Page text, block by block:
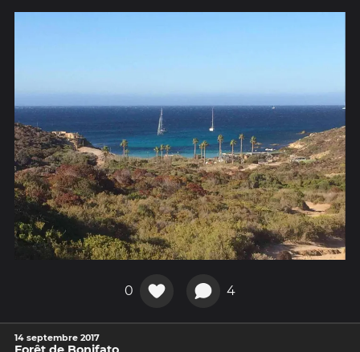
0 4
14 septembre 2017